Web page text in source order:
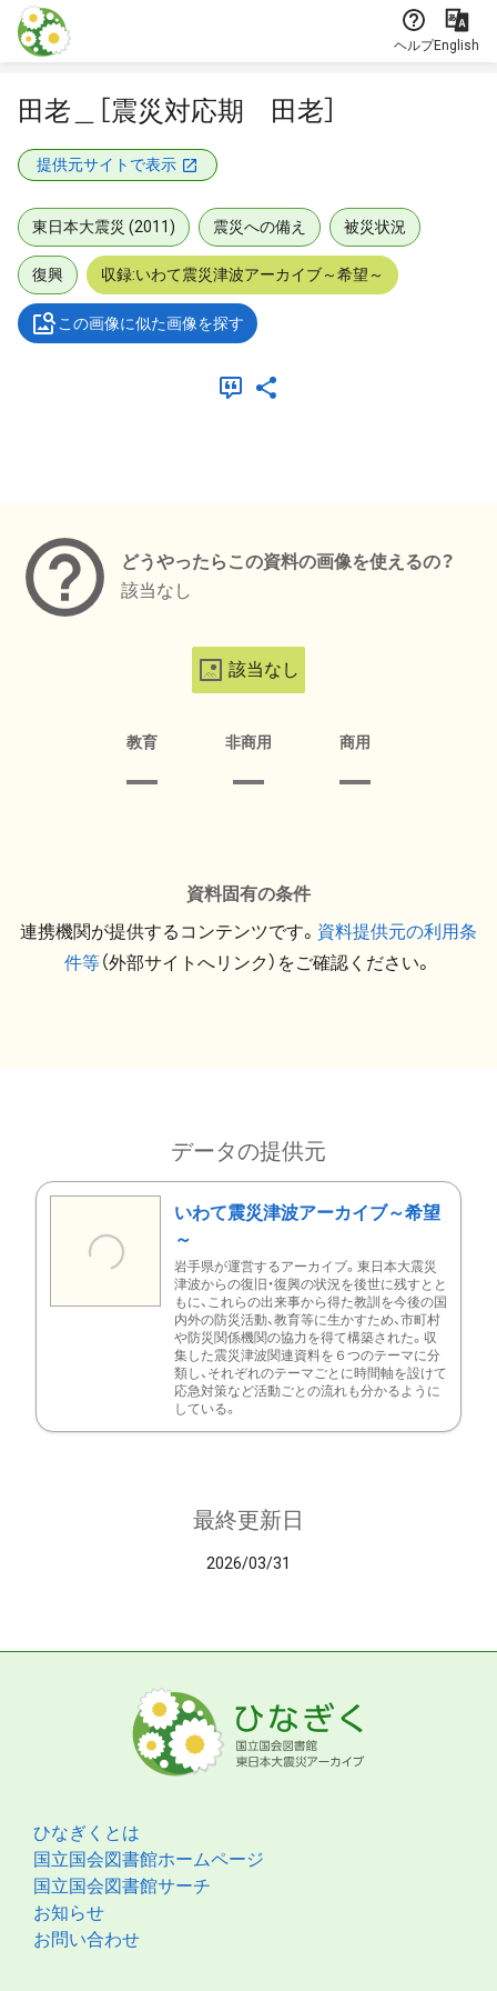
本文に飛ぶ
ヘルプEnglish
田老＿［震災対応期 田老］
提供元サイトで表示
東日本大震災 (2011) 震災への備え 被災状況
復興 収録:いわて震災津波アーカイブ～希望～
この画像に似た画像を探す
どうやったらこの資料の画像を使えるの？
該当なし
該当なし
教育 非商用 商用
資料固有の条件
連携機関が提供するコンテンツです。 資料提供元の利用条
件等（外部サイトへリンク）をご確認ください。
データの提供元
いわて震災津波アーカイブ～希望
～
岩手県が運営するアーカイブ。東日本大震災
津波からの復旧・復興の状況を後世に残すとと
もに、これらの出来事から得た教訓を今後の国
内外の防災活動、教育等に生かすため、市町村
や防災関係機関の協力を得て構築された。収
集した震災津波関連資料を６つのテーマに分
類し、それぞれのテーマごとに時間軸を設けて
応急対策など活動ごとの流れも分かるように
している。
最終更新日
2026/03/31
ひなぎくとは
国立国会図書館ホームページ
国立国会図書館サーチ
お知らせ
お問い合わせ